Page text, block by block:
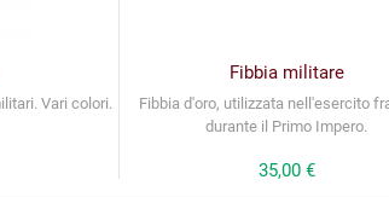
Vari colori.
Fibbia militare
Fibbia d'oro, utilizzata nell'esercito
durante il Primo Impero.
Prezzo
35,00 €